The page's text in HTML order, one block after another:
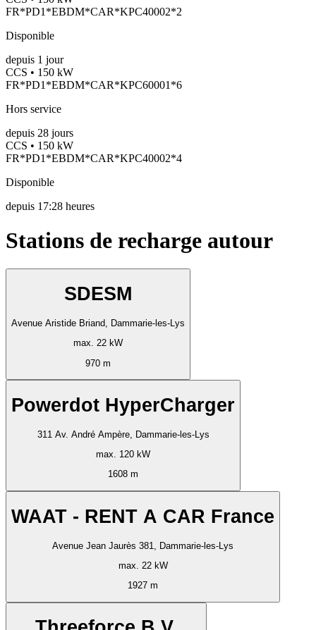
FR*PD1*EBDM*CAR*KPC40002*2
Disponible
depuis 1 jour
CCS • 150 kW
FR*PD1*EBDM*CAR*KPC60001*6
Hors service
depuis 28 jours
CCS • 150 kW
FR*PD1*EBDM*CAR*KPC40002*4
Disponible
depuis 17:28 heures
Stations de recharge autour
SDESM
Avenue Aristide Briand, Dammarie-les-Lys
max. 22 kW
970 m
Powerdot HyperCharger
311 Av. André Ampère, Dammarie-les-Lys
max. 120 kW
1608 m
WAAT - RENT A CAR France
Avenue Jean Jaurès 381, Dammarie-les-Lys
max. 22 kW
1927 m